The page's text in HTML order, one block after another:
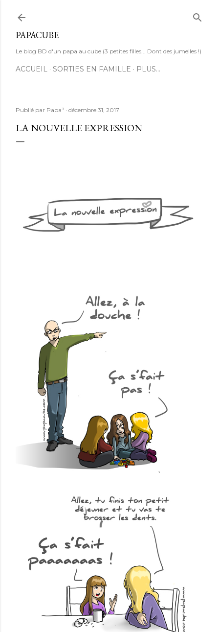
PAPACUBE
Le blog BD d'un papa au cube (3 petites filles... Dont des jumelles !)
ACCUEIL SORTIES EN FAMILLE PLUS…
Publié par Papa³ décembre 31, 2017
LA NOUVELLE EXPRESSION